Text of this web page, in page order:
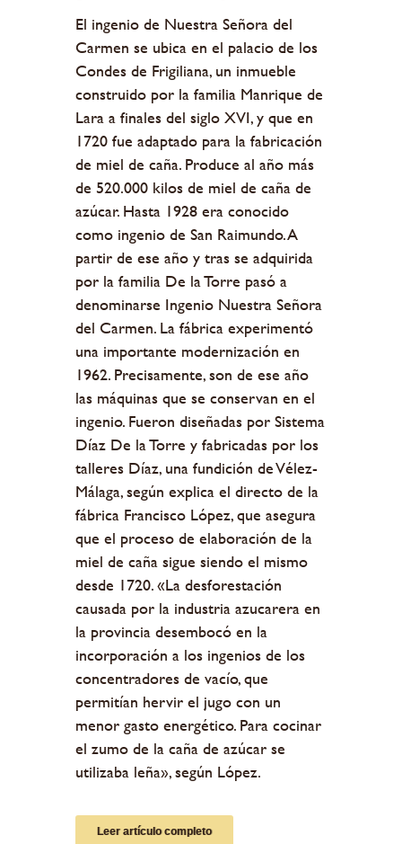
El ingenio de Nuestra Señora del
Carmen se ubica en el palacio de los
Condes de Frigiliana, un inmueble
construido por la familia Manrique de
Lara a finales del siglo XVI, y que en
1720 fue adaptado para la fabricación
de miel de caña. Produce al año más
de 520.000 kilos de miel de caña de
azúcar. Hasta 1928 era conocido
como ingenio de San Raimundo. A
partir de ese año y tras se adquirida
por la familia De la Torre pasó a
denominarse Ingenio Nuestra Señora
del Carmen. La fábrica experimentó
una importante modernización en
1962. Precisamente, son de ese año
las máquinas que se conservan en el
ingenio. Fueron diseñadas por Sistema
Díaz De la Torre y fabricadas por los
talleres Díaz, una fundición de Vélez-
Málaga, según explica el directo de la
fábrica Francisco López, que asegura
que el proceso de elaboración de la
miel de caña sigue siendo el mismo
desde 1720. «La desforestación
causada por la industria azucarera en
la provincia desembocó en la
incorporación a los ingenios de los
concentradores de vacío, que
permitían hervir el jugo con un
menor gasto energético. Para cocinar
el zumo de la caña de azúcar se
utilizaba leña», según López.
Leer artículo completo